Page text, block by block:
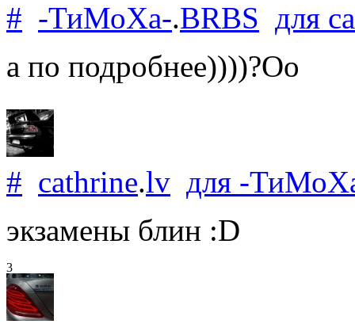
# -ТиМоХа-.BRBS для
а по подробнее))))?Оо
# cathrine.lv для -
экзамены блин :D
3